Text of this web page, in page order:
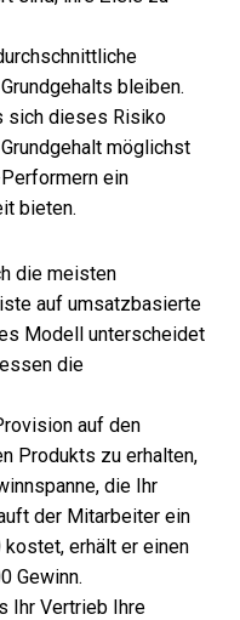
bleiben.
sich dieses Risiko
möglichst
ein
bieten.
die meisten
auf umsatzbasierte
Modell unterscheidet
die
auf den
Produkts zu erhalten,
die Ihr
der Mitarbeiter ein
erhält er einen
Gewinn.
Ihr Vertrieb Ihre